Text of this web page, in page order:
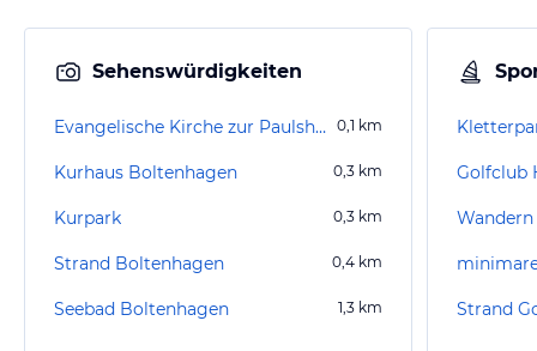
Sehenswürdigkeiten
Evangelische Kirche zur Paulshöhe 0,1 km
Kurhaus Boltenhagen 0,3 km
Kurpark 0,3 km
Strand Boltenhagen 0,4 km
Seebad Boltenhagen 1,3 km Strand